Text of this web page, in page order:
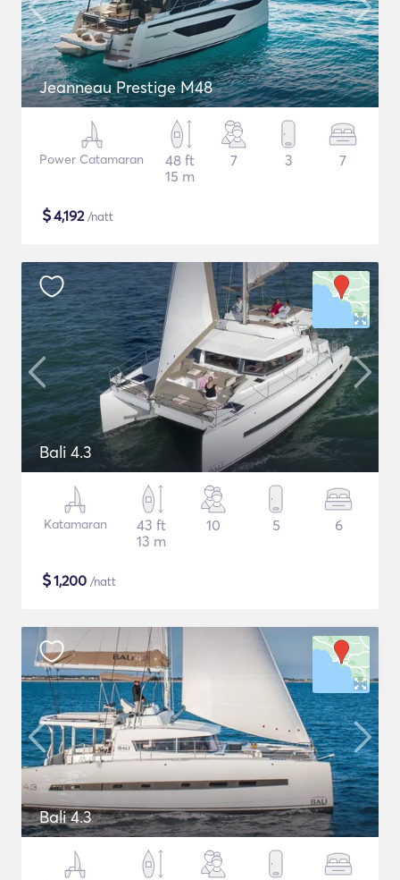
Jeanneau Prestige M48
Power Catamaran
48 ft
15 m
7 3 7
$4,192/natt
Bali 4.3
Katamaran
43 ft
13 m
10 5 6
$1,200 /natt
Bali 4.3